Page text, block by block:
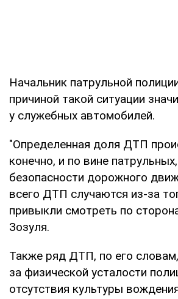
Начальник патрульной
причиной такой ситуации
у служебных автомобилей.
"Определенная доля ДТП
конечно, и по вине
безопасности дорожного
всего ДТП случаются из-за
привыкли смотреть по
Зозуля.
Также ряд ДТП, по его
за физической усталости
отсутствия культуры